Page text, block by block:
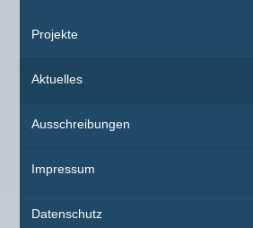
Projekte
Aktuelles
Ausschreibungen
Impressum
Datenschutz